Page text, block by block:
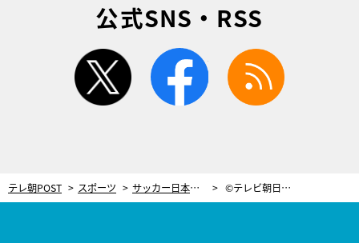
公式SNS・RSS
twitter facebook
テレ朝POST スポーツ サッカー日本代表メンバー発表 松木安太郎氏「若手とベテランの融合の第一歩」 ©テレビ朝日サッカー